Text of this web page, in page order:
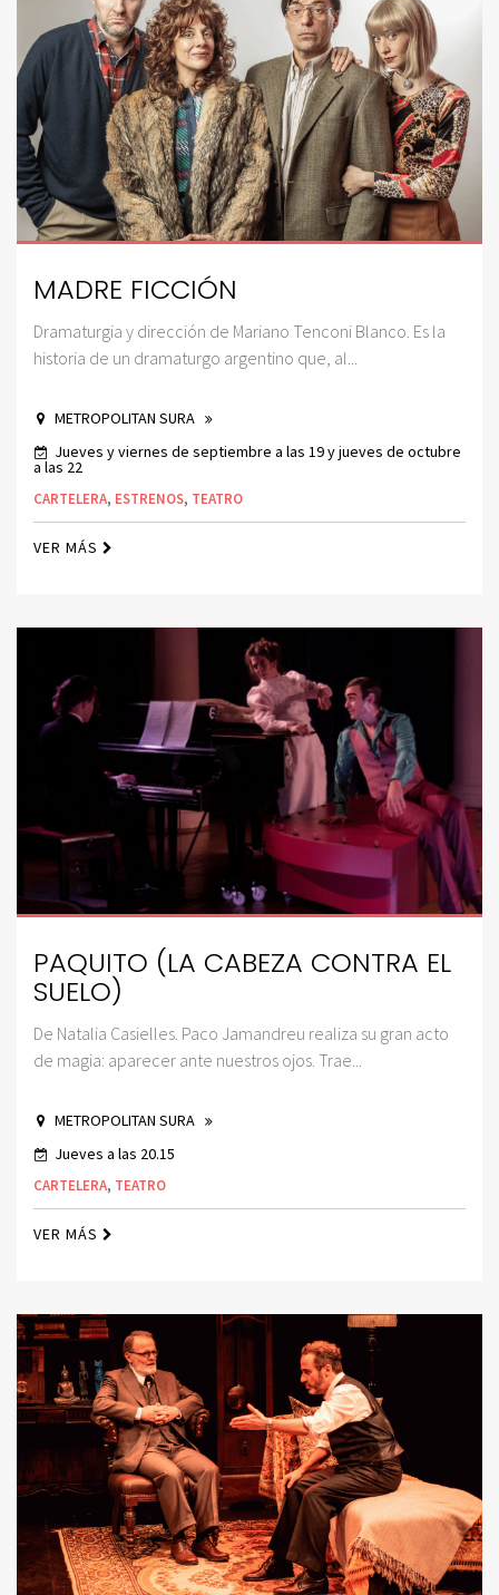
MADRE FICCIÓN
Dramaturgia y dirección de Mariano Tenconi Blanco. Es la
historia de un dramaturgo argentino que, al...
METROPOLITAN SURA
Jueves y viernes de septiembre a las 19 y jueves de octubre
a las 22
CARTELERA, ESTRENOS, TEATRO
VER MÁS
PAQUITO (LA CABEZA CONTRA EL
SUELO)
De Natalia Casielles. Paco Jamandreu realiza su gran acto
de magia: aparecer ante nuestros ojos. Trae...
METROPOLITAN SURA
Jueves a las 20.15
CARTELERA, TEATRO
VER MÁS